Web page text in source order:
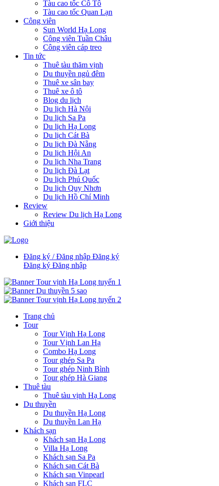
Tàu cao tốc Cô Tô
Tàu cao tốc Quan Lạn
Công viên
Sun World Hạ Long
Công viên Tuần Châu
Công viên cáp treo
Tin tức
Thuê tàu thăm vịnh
Du thuyền ngủ đêm
Thuê xe sân bay
Thuê xe ô tô
Blog du lịch
Du lịch Hà Nội
Du lịch Sa Pa
Du lịch Hạ Long
Du lịch Cát Bà
Du lịch Đà Nẵng
Du lịch Hội An
Du lịch Nha Trang
Du lịch Đà Lạt
Du lịch Phú Quốc
Du lịch Quy Nhơn
Du lịch Hồ Chí Minh
Review
Review Du lịch Hạ Long
Giới thiệu
Đăng ký / Đăng nhập Đăng ký
Đăng ký Đăng nhập
Trang chủ
Tour
Tour Vịnh Hạ Long
Tour Vịnh Lan Hạ
Combo Hạ Long
Tour ghép Sa Pa
Tour ghép Ninh Bình
Tour ghép Hà Giang
Thuê tàu
Thuê tàu vịnh Hạ Long
Du thuyền
Du thuyền Hạ Long
Du thuyền Lan Hạ
Khách sạn
Khách sạn Hạ Long
Villa Hạ Long
Khách sạn Sa Pa
Khách sạn Cát Bà
Khách sạn Vinpearl
Khách sạn FLC